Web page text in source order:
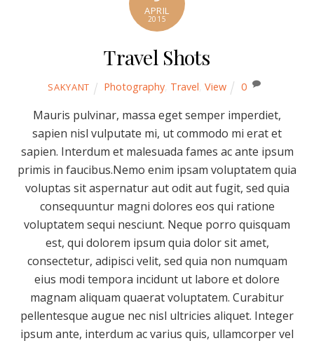
APRIL
2015
Travel Shots
SAKYANT Photography, Travel View 0
Mauris pulvinar, massa eget semper imperdiet,
sapien nisl vulputate mi, ut commodo mi erat et
sapien. Interdum et malesuada fames ac ante ipsum
primis in faucibus.Nemo enim ipsam voluptatem quia
voluptas sit aspernatur aut odit aut fugit, sed quia
consequuntur magni dolores eos qui ratione
voluptatem sequi nesciunt. Neque porro quisquam
est, qui dolorem ipsum quia dolor sit amet,
consectetur, adipisci velit, sed quia non numquam
eius modi tempora incidunt ut labore et dolore
magnam aliquam quaerat voluptatem. Curabitur
pellentesque augue nec nisl ultricies aliquet. Integer
ipsum ante, interdum ac varius quis, ullamcorper vel